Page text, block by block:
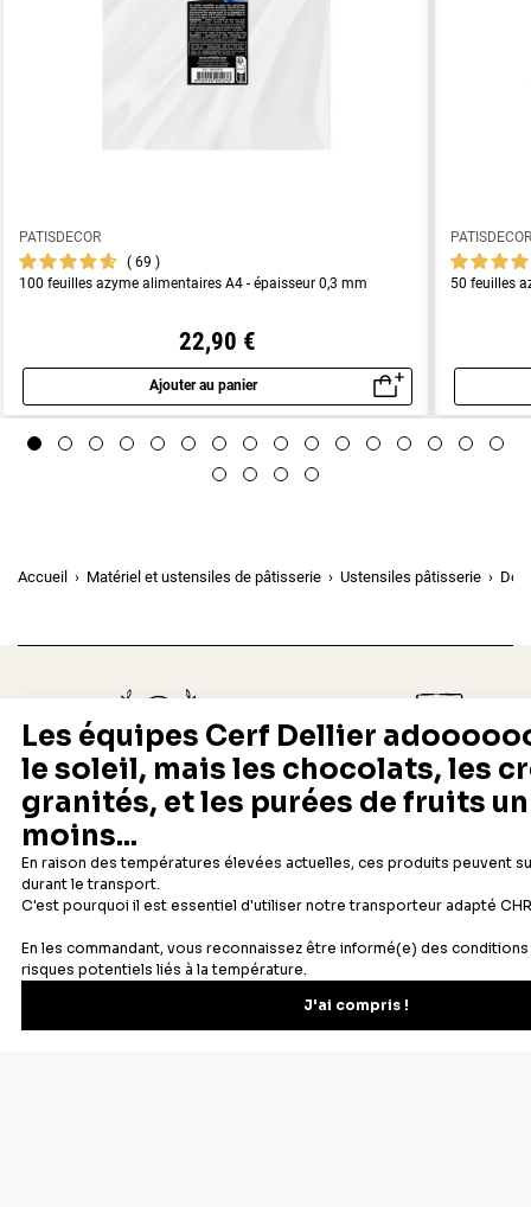
PATISDECOR
69
100 feuilles azyme alimentaires A4 - épaisseur 0,3 mm
22,90 €
Ajouter au panier
Aperçu rapide
50 feuilles
Accueil Matériel et ustensiles de pâtisserie Ustensiles pâtisserie
Depuis 1932
Fabricant français reconnu
Livraison rapide 24/48h
Offerte dès 69 € en point
Newsletter
Recevez les recettes, astuces et offres spéciales.